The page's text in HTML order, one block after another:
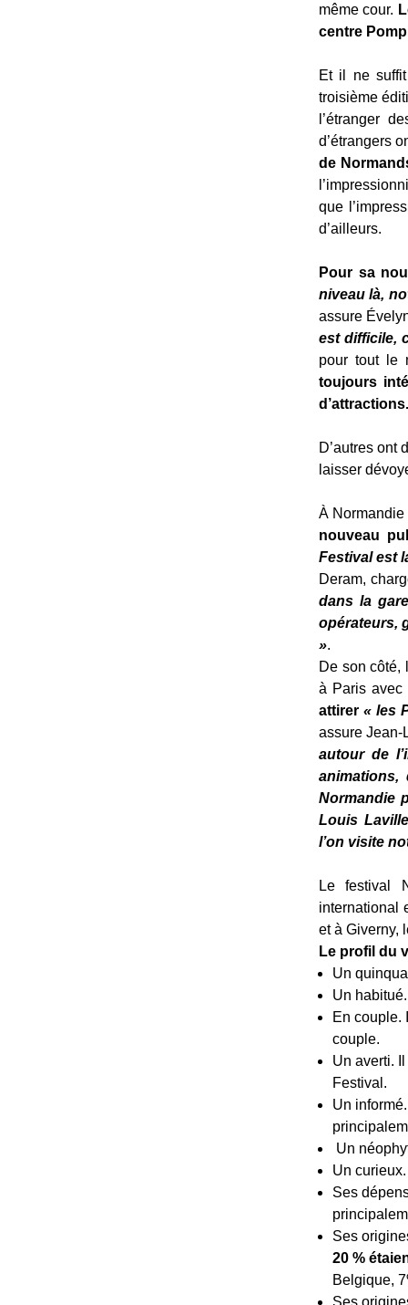
même cour.
centre
Et il ne
troisième
l’étranger
d’étrangers
de
que
d’ailleurs.
Pour sa
niveau là,
assure
est difficile,
pour tout le
toujours
d’attractions.
D’autres ont
laisser
À Normandie
nouveau
Festival est
Deram,
dans la
opérateurs,
».
De son côté,
à Paris avec
attirer « les
assure Jean-
autour de
Normandie
Louis
l’on visite
Le festival
international
et à Giverny,
Le profil du
Un
Un
En couple.
couple.
Un averti.
Festival.
Un
Un
Un
Ses
Ses
20 %
Belgique,
Ses